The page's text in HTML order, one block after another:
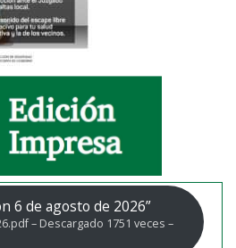
6 de agosto de 2026”
– Descargado 1751 veces –